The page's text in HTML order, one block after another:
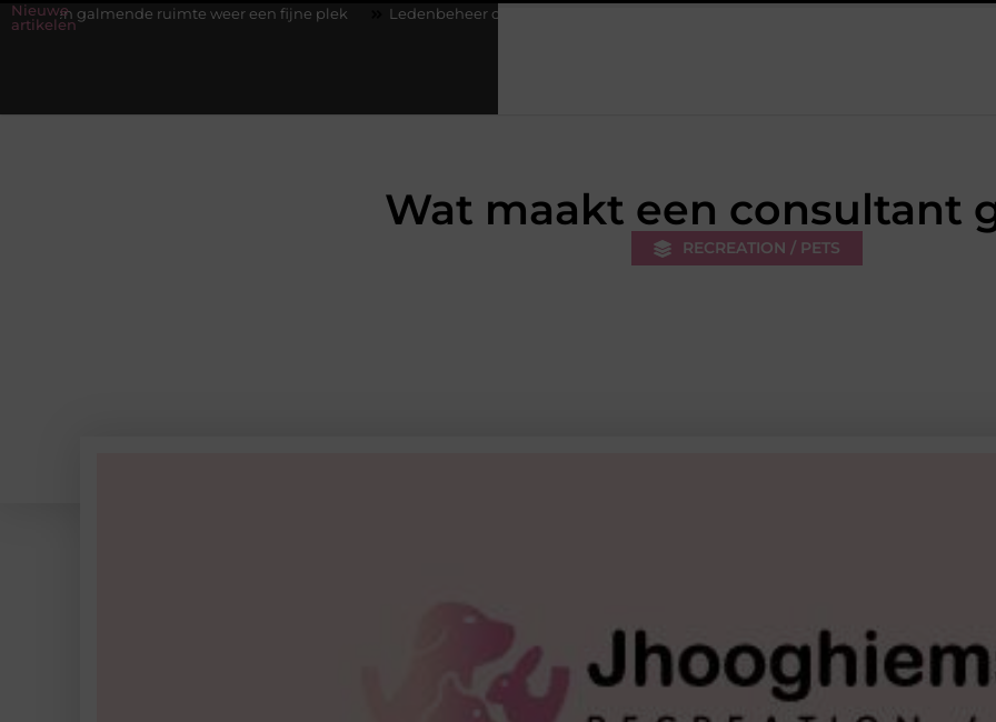
Nieuwe
artikelen
ruimte weer een fijne plek Ledenbeheer op orde krijgen zonder extra werkdruk
Wat maakt een consultant
RECREATION / PETS